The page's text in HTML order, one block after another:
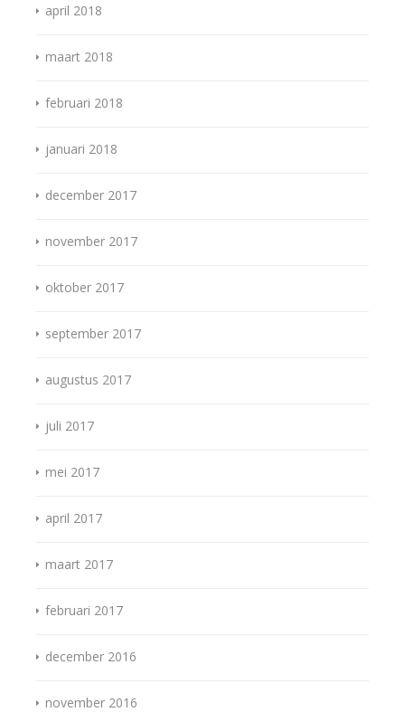
april 2018
maart 2018
februari 2018
januari 2018
december 2017
november 2017
oktober 2017
september 2017
augustus 2017
juli 2017
mei 2017
april 2017
maart 2017
februari 2017
december 2016
november 2016